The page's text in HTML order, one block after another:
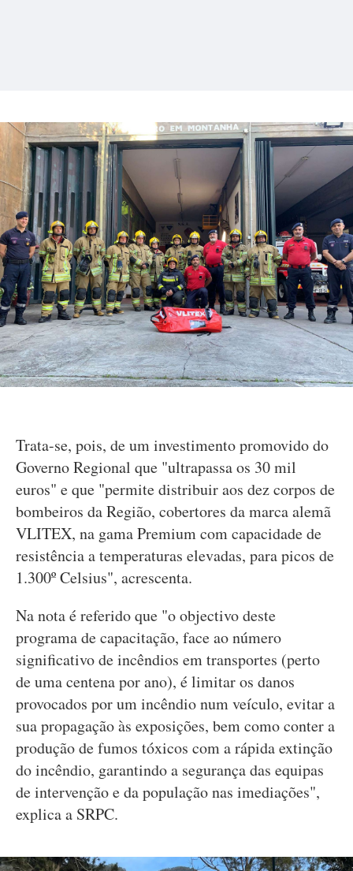
Trata-se, pois, de um investimento promovido do
Governo Regional que "ultrapassa os 30 mil
euros" e que "permite distribuir aos dez corpos de
bombeiros da Região, cobertores da marca alemã
VLITEX, na gama Premium com capacidade de
resistência a temperaturas elevadas, para picos de
1.300º Celsius", acrescenta.
Na nota é referido que "o objectivo deste
programa de capacitação, face ao número
significativo de incêndios em transportes (perto
de uma centena por ano), é limitar os danos
provocados por um incêndio num veículo, evitar a
sua propagação às exposições, bem como conter a
produção de fumos tóxicos com a rápida extinção
do incêndio, garantindo a segurança das equipas
de intervenção e da população nas imediações",
explica a SRPC.